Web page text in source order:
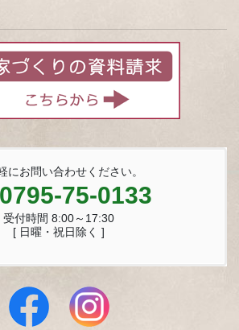
にお問い合わせください。
0795-75-0133
受付時間 8:00～17:30
[ 日曜・祝日除く ]